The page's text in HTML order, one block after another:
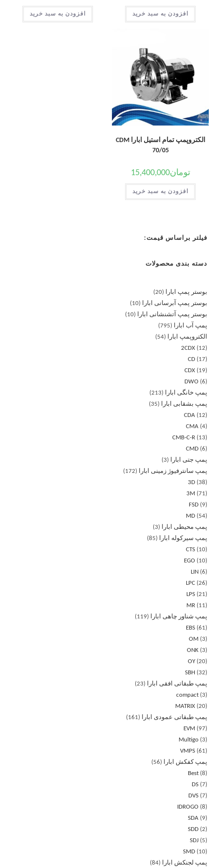
افزودن به سبد خرید افزودن به سبد خرید
الکتروپمپ تمام استیل ابارا CDM
70/05
تومان15,400,000
افزودن به سبد خرید
فیلتر براساس قیمت:
دسته بندی محصولات
بوستر پمپ ابارا
20
بوستر پمپ آبرسانی ابارا
10
بوستر پمپ آتشنشانی ابارا
10
پمپ آب ابارا
795
الکتروپمپ ابارا
54
2CDX
12
CD
17
CDX
19
DWO
6
پمپ خانگی ابارا
213
پمپ بشقابی ابارا
35
CDA
12
CMA 4
CMB-C-R
13
CMD 6
پمپ جتی ابارا
3
پمپ سانترفیوژ زمینی ابارا
172
3D 38
3M
71
FSD
9
MD
54
پمپ محیطی ابارا
3
پمپ سیرکوله ابارا
85
CTS
10
EGO
10
LIN
6
LPC 26
LPS 21
MR
11
پمپ شناور چاهی ابارا
119
EBS 61
OM
3
ONK 3
OY 20
SBH
32
پمپ طبقاتی افقی ابارا
23
compact 3
MATRIX 20
پمپ طبقاتی عمودی ابارا
161
EVM
97
Multigo 3
VMPS 61
پمپ کفکش ابارا
56
Best 8
DS 7
DVS 7
IDROGO
8
SDA
9
SDD 2
SDJ
5
SMD
10
پمپ لجنکش ابارا
84